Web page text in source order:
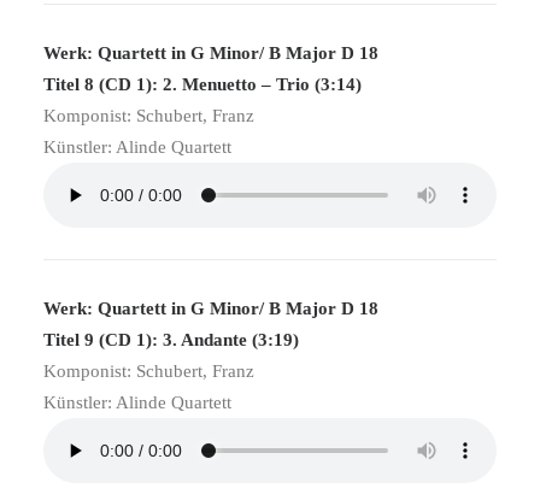
Werk: Quartett in G Minor/ B Major D 18
Titel 8 (CD 1): 2. Menuetto – Trio (3:14)
Komponist: Schubert, Franz
Künstler: Alinde Quartett
Werk: Quartett in G Minor/ B Major D 18
Titel 9 (CD 1): 3. Andante (3:19)
Komponist: Schubert, Franz
Künstler: Alinde Quartett